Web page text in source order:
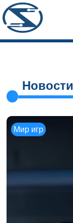
Новости
Мир игр